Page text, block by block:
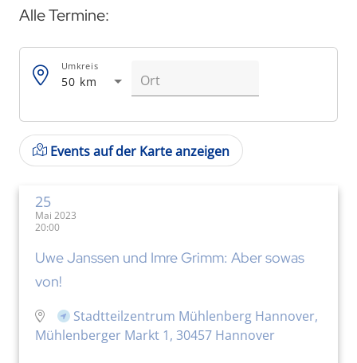
Alle Termine:
50 km
Umkreis
Events auf der Karte anzeigen
25
Mai 2023
20:00
Uwe Janssen und Imre Grimm: Aber sowas
von!
Stadtteilzentrum Mühlenberg Hannover,
Mühlenberger Markt 1, 30457 Hannover